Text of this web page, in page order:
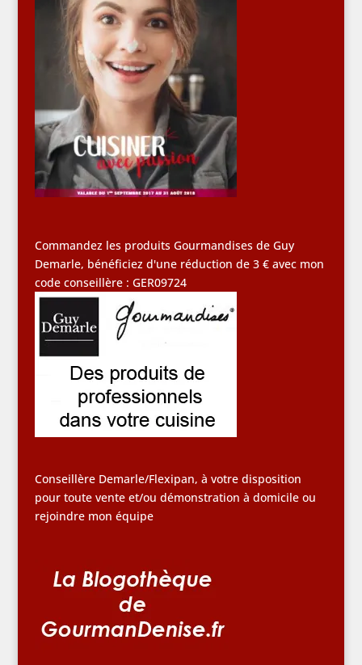
Commandez les produits Gourmandises de Guy
Demarle, bénéficiez d'une réduction de 3 € avec mon
code conseillère : GER09724
Conseillère Demarle/Flexipan, à votre disposition
pour toute vente et/ou démonstration à domicile ou
rejoindre mon équipe